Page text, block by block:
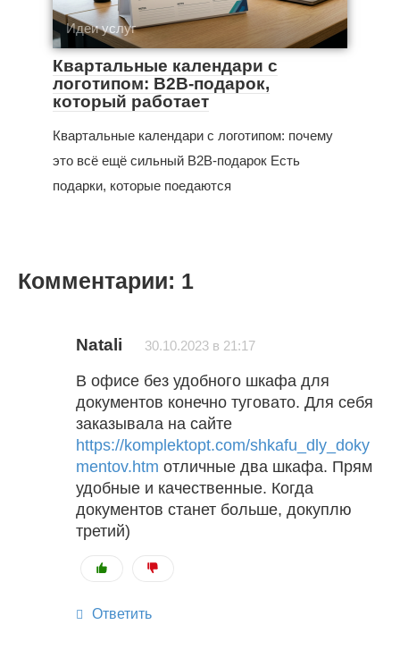
Идеи услуг
Квартальные календари с
логотипом: B2B-подарок,
который работает
Квартальные календари с логотипом: почему
это всё ещё сильный B2B-подарок Есть
подарки, которые поедаются
Комментарии: 1
Natali 30.10.2023 в 21:17
В офисе без удобного шкафа для
документов конечно туговато. Для себя
заказывала на сайте
https://komplektopt.com/shkafu_dly_doky
mentov.htm отличные два шкафа. Прям
удобные и качественные. Когда
документов станет больше, докуплю
третий)
Ответить